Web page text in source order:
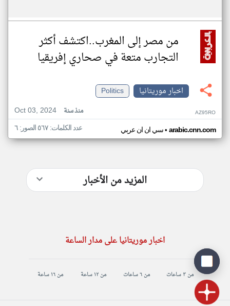
من مصر إلى المغرب..اكتشف أكثر
التجارب متعة في صحاري إفريقيا
اخبار موريتانيا
Politics
Oct 03, 2024
منذ سنة AZ95RO
سي ان ان عربي• arabic.cnn.com عدد الكلمات: ٥٦٧ الصور: ٦
المزيد من الأخبار
اخبار موريتانيا على مدار الساعة
من ٣ ساعات من ٦ ساعات من ١٢ ساعة من ١٦ ساعة